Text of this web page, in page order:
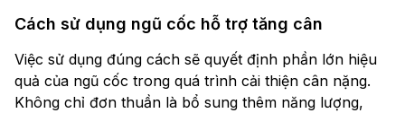
Cách sử dụng ngũ cốc hỗ trợ tăng cân
Việc sử dụng đúng cách sẽ quyết định phần lớn hiệu
quả của ngũ cốc trong quá trình cải thiện cân nặng.
Không chỉ đơn thuần là bổ sung thêm năng lượng,